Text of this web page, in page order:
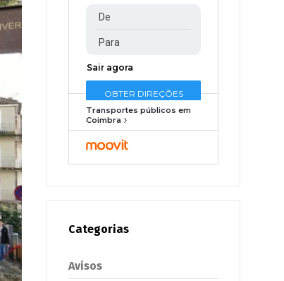
Transportes públicos em
Coimbra
Categorias
Avisos